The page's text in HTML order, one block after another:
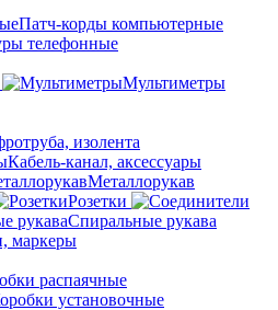
Патч-корды компьютерные
телефонные
Мультиметры
изолента
Кабель-канал, аксессуары
Металлорукав
Розетки
Спиральные рукава
маркеры
распаячные
установочные